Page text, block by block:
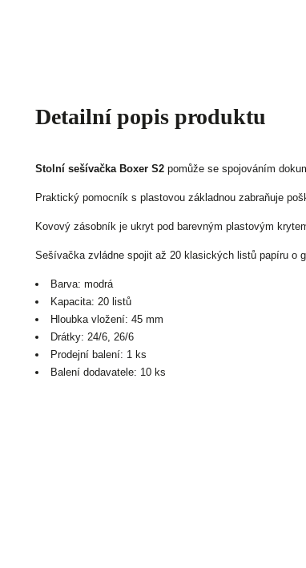
Detailní popis produktu
Stolní sešívačka Boxer S2 pomůže se spojováním
Praktický pomocník s plastovou základnou zabraňuje
Kovový zásobník je ukryt pod barevným plastovým
Sešívačka zvládne spojit až 20 klasických listů papíru o
Barva: modrá
Kapacita: 20 listů
Hloubka vložení: 45 mm
Drátky: 24/6, 26/6
Prodejní balení: 1 ks
Balení dodavatele: 10 ks